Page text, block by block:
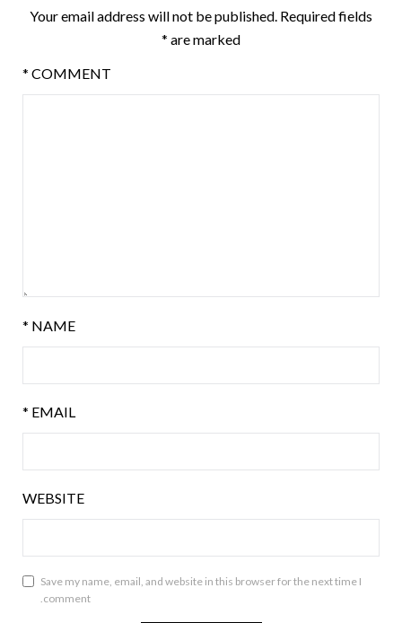
Your email address will not be published. Required fields
are marked
*
COMMENT
*
NAME
*
EMAIL
*
WEBSITE
Save my name, email, and website in this browser for the next time I
comment.